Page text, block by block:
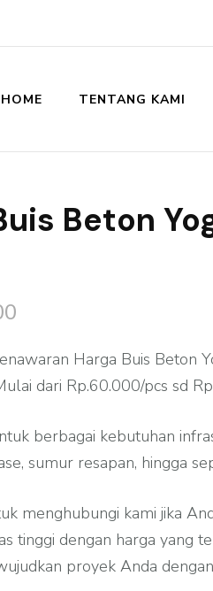
HOME TENTANG KAMI
Beton
Harga Buis Beton
dari Rp.60.000/pcs sd
berbagai kebutuhan
sumur resapan, hingga
menghubungi kami jika
tinggi dengan harga yang
proyek Anda